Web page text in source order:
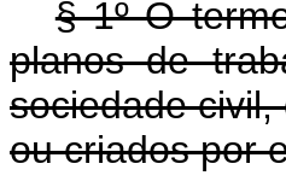
§ 1º O
planos de
sociedade
ou criados por